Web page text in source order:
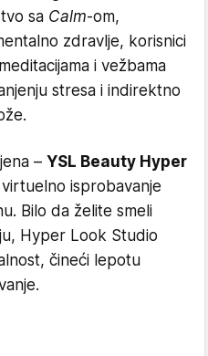
sa Calm-om,
zdravlje, korisnici
i vežbama
stresa i indirektno
– YSL Beauty Hyper
isprobavanje
Bilo da želite smeli
Hyper Look Studio
čineći lepotu